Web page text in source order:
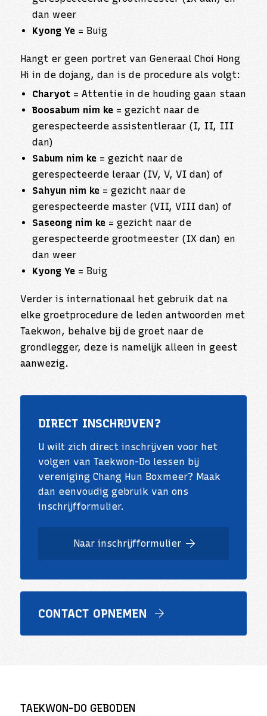
dan weer
Kyong Ye= Buig
Hangt er geen portret van Generaal Choi Hong
Hi in de dojang, dan is de procedure als volgt:
Charyot = Attentie in de houding gaan staan
Boosabum nim ke= gezicht naar de
gerespecteerde assistentleraar (I, II, III
dan)
Sabum nim ke= gezicht naar de
gerespecteerde leraar (IV, V, VI dan) of
Sahyun nim ke= gezicht naar de
gerespecteerde master (VII, VIII dan) of
Saseong nim ke= gezicht naar de
gerespecteerde grootmeester (IX dan) en
dan weer
Kyong Ye= Buig
Verder is internationaal het gebruik dat na
elke groetprocedure de leden antwoorden met
Taekwon, behalve bij de groet naar de
grondlegger, deze is namelijk alleen in geest
aanwezig.
DIRECT INSCHRIJVEN?
U wilt zich direct inschrijven voor het
volgen van Taekwon-Do lessen bij
vereniging Chang Hun Boxmeer? Maak
dan eenvoudig gebruik van ons
inschrijfformulier.
Naar inschrijfformulier
CONTACT OPNEMEN
TAEKWON-DO GEBODEN